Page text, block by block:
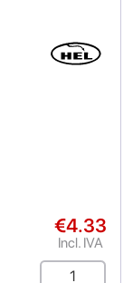
€4.33
Incl. IVA